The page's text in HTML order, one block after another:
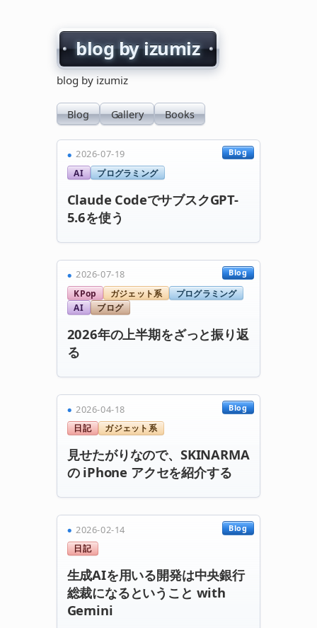
blog by izumiz
blog by izumiz
Blog Gallery Books
Blog
2026-07-19
AI プログラミング
Claude CodeでサブスクGPT-
5.6を使う
Blog
2026-07-18
KPop ガジェット系
プログラミング
AI
ブログ
2026年の上半期をざっと振り返
る
Blog
2026-04-18
日記 ガジェット系
見せたがりなので、SKINARMA
の iPhone アクセを紹介する
Blog
2026-02-14
日記
生成AIを用いる開発は中央銀行
総裁になるということ with
Gemini